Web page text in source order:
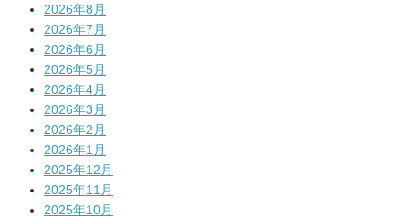
2026年8月
2026年7月
2026年6月
2026年5月
2026年4月
2026年3月
2026年2月
2026年1月
2025年12月
2025年11月
2025年10月